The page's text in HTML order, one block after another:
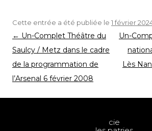
Cette entrée a été publiée le 1 février
Navigation
des
articles
← Un-Complet Théâtre du
Saulcy / Metz dans le cadre
de la programmation de
l’Arsenal 6 février 2008
Un-
Lès
cie